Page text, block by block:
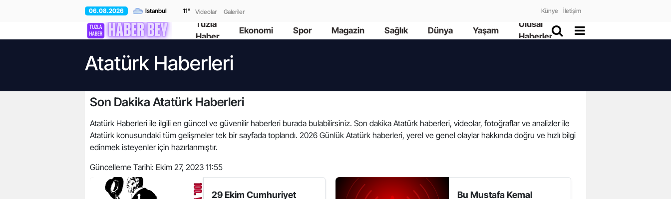
06.08.2026 11° Videolar Galeriler Künye İletişim
Tuzla
Haber
Ekonomi Spor Magazin Sağlık Dünya Yaşam
Ulusal
Haberler
Atatürk Haberleri
Son Dakika Atatürk Haberleri
Atatürk Haberleri ile ilgili en güncel ve güvenilir haberleri burada bulabilirsiniz. Son dakika Atatürk haberleri, videolar, fotoğraflar ve analizler ile
Atatürk konusundaki tüm gelişmeler tek bir sayfada toplandı. 2026 Günlük Atatürk haberleri, yerel ve genel olaylar hakkında doğru ve hızlı bilgi
edinmek isteyenler için hazırlanmıştır.
Güncelleme Tarihi: Ekim 27, 2023 11:55
29 Ekim Cumhuriyet
Bu Mustafa Kemal